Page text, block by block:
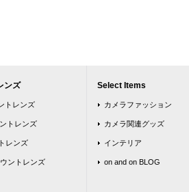
ンズ
トレンズ
トレンズ
レンズ
ントレンズ
Select Items
カメラファッション
カメラ関連グッズ
インテリア
on and on BLOG